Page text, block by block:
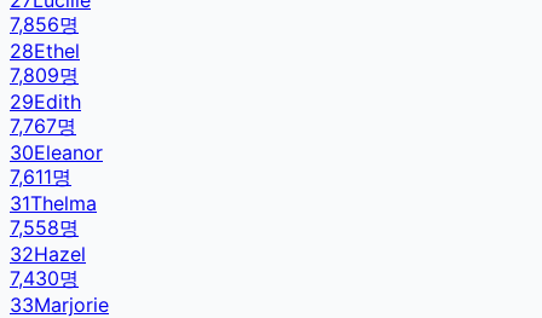
7,856명
28Ethel
7,809명
29Edith
7,767명
30Eleanor
7,611명
31Thelma
7,558명
32Hazel
7,430명
33Marjorie